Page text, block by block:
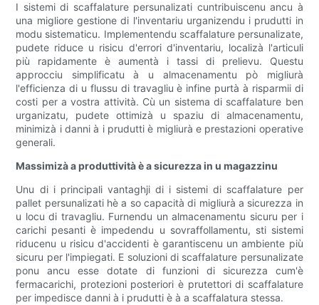
I sistemi di scaffalature persunalizati cuntribuiscenu ancu à
una migliore gestione di l'inventariu urganizendu i prudutti in
modu sistematicu. Implementendu scaffalature persunalizate,
pudete riduce u risicu d'errori d'inventariu, localizà l'articuli
più rapidamente è aumentà i tassi di prelievu. Questu
approcciu simplificatu à u almacenamentu pò migliurà
l'efficienza di u flussu di travagliu è infine purtà à risparmii di
costi per a vostra attività. Cù un sistema di scaffalature ben
urganizatu, pudete ottimizà u spaziu di almacenamentu,
minimizà i danni à i prudutti è migliurà e prestazioni operative
generali.
Massimizà a produttività è a sicurezza in u magazzinu
Unu di i principali vantaghji di i sistemi di scaffalature per
pallet persunalizati hè a so capacità di migliurà a sicurezza in
u locu di travagliu. Furnendu un almacenamentu sicuru per i
carichi pesanti è impedendu u sovraffollamentu, sti sistemi
riducenu u risicu d'accidenti è garantiscenu un ambiente più
sicuru per l'impiegati. E soluzioni di scaffalature persunalizate
ponu ancu esse dotate di funzioni di sicurezza cum'è
fermacarichi, protezioni posteriori è prutettori di scaffalature
per impedisce danni à i prudutti è à a scaffalatura stessa.